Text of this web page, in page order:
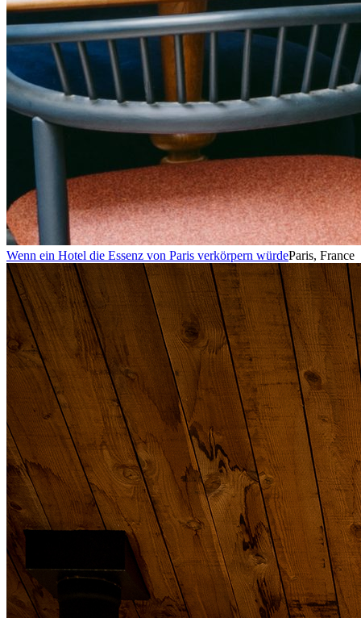
Wenn ein Hotel die Essenz von Paris verkörpern würdeParis, France